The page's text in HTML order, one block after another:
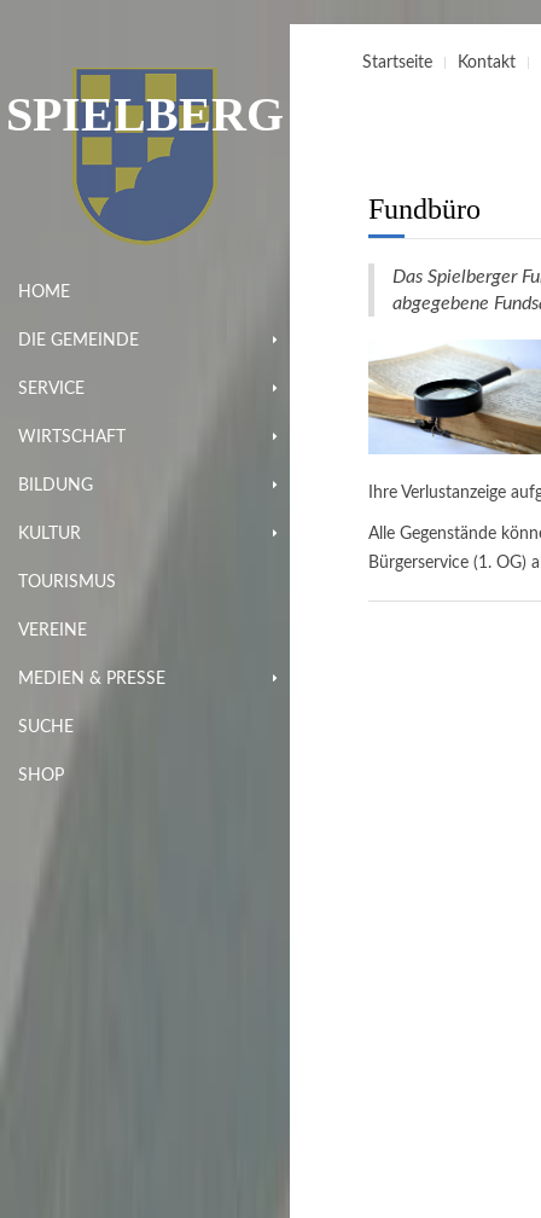
SPIELBERG
HOME
DIE GEMEINDE
SERVICE
WIRTSCHAFT
BILDUNG
KULTUR
TOURISMUS
VEREINE
MEDIEN & PRESSE
SUCHE
SHOP
Startseite Kontakt
Fundbüro
Das Spielberger
abgegebene
Ihre Verlustanzeige
Alle Gegenstände
Bürgerservice (1. OG)